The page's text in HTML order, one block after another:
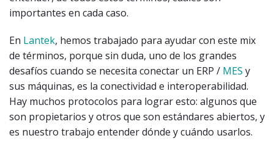
importantes en cada caso.
En Lantek, hemos trabajado para ayudar con este mix
de términos, porque sin duda, uno de los grandes
desafíos cuando se necesita conectar un ERP / MES y
sus máquinas, es la conectividad e interoperabilidad.
Hay muchos protocolos para lograr esto: algunos que
son propietarios y otros que son estándares abiertos, y
es nuestro trabajo entender dónde y cuándo usarlos.